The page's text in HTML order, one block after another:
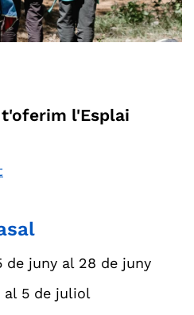
t'oferim l'Esplai
de juny al 28 de juny
al 5 de juliol